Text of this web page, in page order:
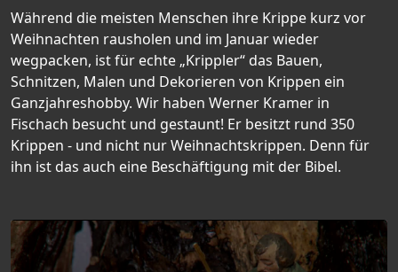
Während die meisten Menschen ihre Krippe kurz vor
Weihnachten rausholen und im Januar wieder
wegpacken, ist für echte „Krippler“ das Bauen,
Schnitzen, Malen und Dekorieren von Krippen ein
Ganzjahreshobby. Wir haben Werner Kramer in
Fischach besucht und gestaunt! Er besitzt rund 350
Krippen - und nicht nur Weihnachtskrippen. Denn für
ihn ist das auch eine Beschäftigung mit der Bibel.